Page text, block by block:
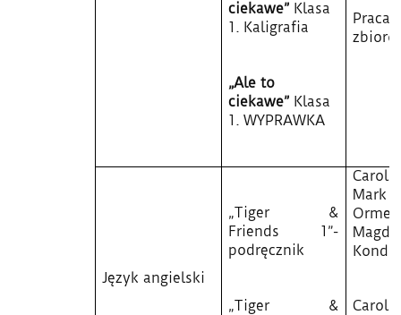
ciekawe” Klasa
1. Kaligrafia
„Ale to
ciekawe” Klasa
1. WYPRAWKA
Praca
Język angielski
„Tiger &
Friends 1”-
podręcznik
„Tiger &
Carol
Mark
Carol